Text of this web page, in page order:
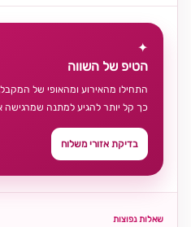
✦
הטיפ של השווה
התחילו מהאירוע ומהאופי של
כך קל יותר להגיע למתנה שמרגישה
בדיקת אזורי משלוח
שאלות נפוצות